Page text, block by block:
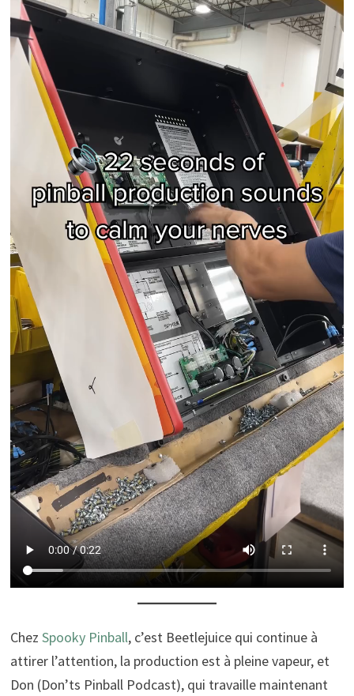
Chez Spooky Pinball, c’est Beetlejuice qui continue à
attirer l’attention, la production est à pleine vapeur, et
Don (Don’ts Pinball Podcast), qui travaille maintenant